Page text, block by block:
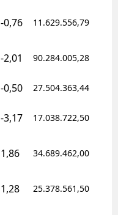
-0,76 11.629.556,79
-2,01 90.284.005,28
-0,50 27.504.363,44
-3,17 17.038.722,50
1,86 34.689.462,00
1,28 25.378.561,50